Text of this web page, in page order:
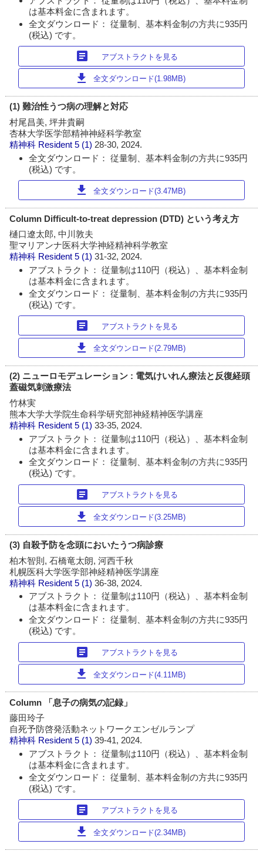
は基本料金に含まれます。
全文ダウンロード： 従量制、基本料金制の方共に935円
(税込) です。
article アブストラクトを見る
download 全文ダウンロード(1.98MB)
(1) 難治性うつ病の理解と対応
村尾昌美, 坪井貴嗣
杏林大学医学部精神神経科学教室
精神科 Resident 5 (1) 28-30, 2024.
全文ダウンロード： 従量制、基本料金制の方共に935円
(税込) です。
download 全文ダウンロード(3.47MB)
Column Difficult-to-treat depression (DTD) という考え方
樋口遼太郎, 中川敦夫
聖マリアンナ医科大学神経精神科学教室
精神科 Resident 5 (1)31-32, 2024.
アブストラクト： 従量制は110円（税込）、基本料金制
は基本料金に含まれます。
全文ダウンロード： 従量制、基本料金制の方共に935円
(税込) です。
article アブストラクトを見る
download 全文ダウンロード(2.79MB)
(2) ニューロモデュレーション : 電気けいれん療法と反復経頭
蓋磁気刺激療法
竹林実
熊本大学大学院生命科学研究部神経精神医学講座
精神科 Resident 5 (1)33-35, 2024.
アブストラクト： 従量制は110円（税込）、基本料金制
は基本料金に含まれます。
全文ダウンロード： 従量制、基本料金制の方共に935円
(税込) です。
article アブストラクトを見る
download 全文ダウンロード(3.25MB)
(3) 自殺予防を念頭においたうつ病診療
柏木智則, 石橋竜太朗, 河西千秋
札幌医科大学医学部神経精神医学講座
精神科 Resident 5 (1)36-38, 2024.
アブストラクト： 従量制は110円（税込）、基本料金制
は基本料金に含まれます。
全文ダウンロード： 従量制、基本料金制の方共に935円
(税込) です。
article アブストラクトを見る
download 全文ダウンロード(4.11MB)
Column 「息子の病気の記録」
藤田玲子
自死予防啓発活動ネットワークエンゼルランプ
精神科 Resident 5 (1)39-41, 2024.
アブストラクト： 従量制は110円（税込）、基本料金制
は基本料金に含まれます。
全文ダウンロード： 従量制、基本料金制の方共に935円
(税込) です。
article アブストラクトを見る
download 全文ダウンロード(2.34MB)